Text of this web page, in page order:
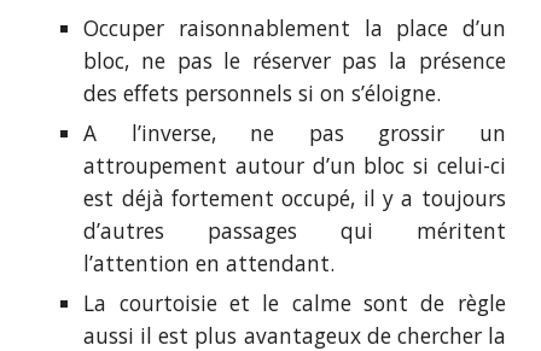
Occuper raisonnablement la place d’un
bloc, ne pas le réserver pas la présence
des effets personnels si on s’éloigne.
A l’inverse, ne pas grossir un
attroupement autour d’un bloc si celui-ci
est déjà fortement occupé, il y a toujours
d’autres passages qui méritent
l’attention en attendant.
La courtoisie et le calme sont de règle
aussi il est plus avantageux de chercher la